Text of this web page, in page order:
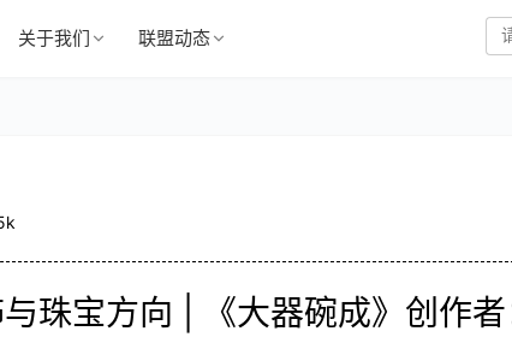
关于我们 联盟动态
珠宝方向 | 《大器碗成》创作